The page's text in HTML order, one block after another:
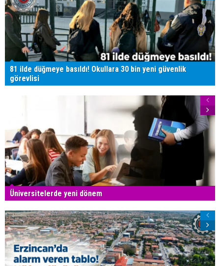
81 ilde düğmeye basıldı! Okullara 30 bin yeni güvenlik
görevlisi
Üniversitelerde yeni dönem